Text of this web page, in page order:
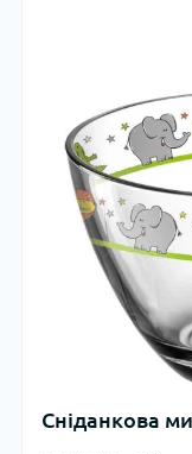
Сніданкова